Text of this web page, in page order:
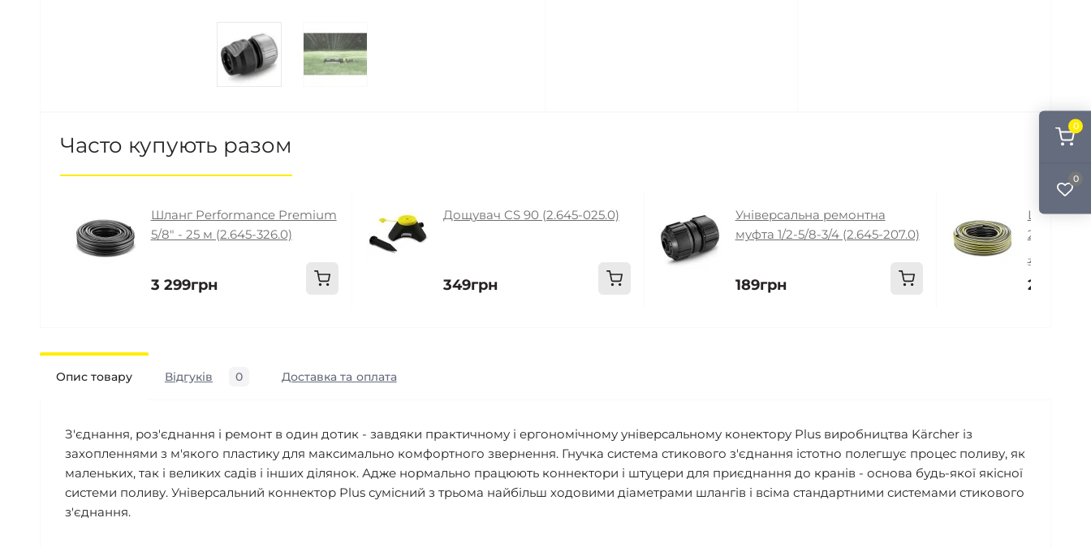
0
0
Часто купують разом
Шланг Performance Premium
5/8" - 25 м (2.645-326.0)
3 299грн
Дощувач CS 90 (2.645-025.0)
349грн
Універсальна ремонтна
муфта 1/2-5/8-3/4 (2.645-207.0)
189грн
Шланг
25 м
3 699грн
2
Опис товару Відгуків 0 Доставка та оплата
З'єднання, роз'єднання і ремонт в один дотик - завдяки практичному і ергономічному універсальному конектору Plus виробництва Kärcher із
захопленнями з м'якого пластику для максимально комфортного звернення. Гнучка система стикового з'єднання істотно полегшує процес поливу, як
маленьких, так і великих садів і інших ділянок. Адже нормально працюють коннектори і штуцери для приєднання до кранів - основа будь-якої якісної
системи поливу. Універсальний коннектор Plus сумісний з трьома найбільш ходовими діаметрами шлангів і всіма стандартними системами стикового
з'єднання.